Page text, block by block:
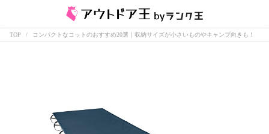
TOP コンパクトなコットのおすすめ20選｜収納サイズが小さいものやキャンプ向きも！